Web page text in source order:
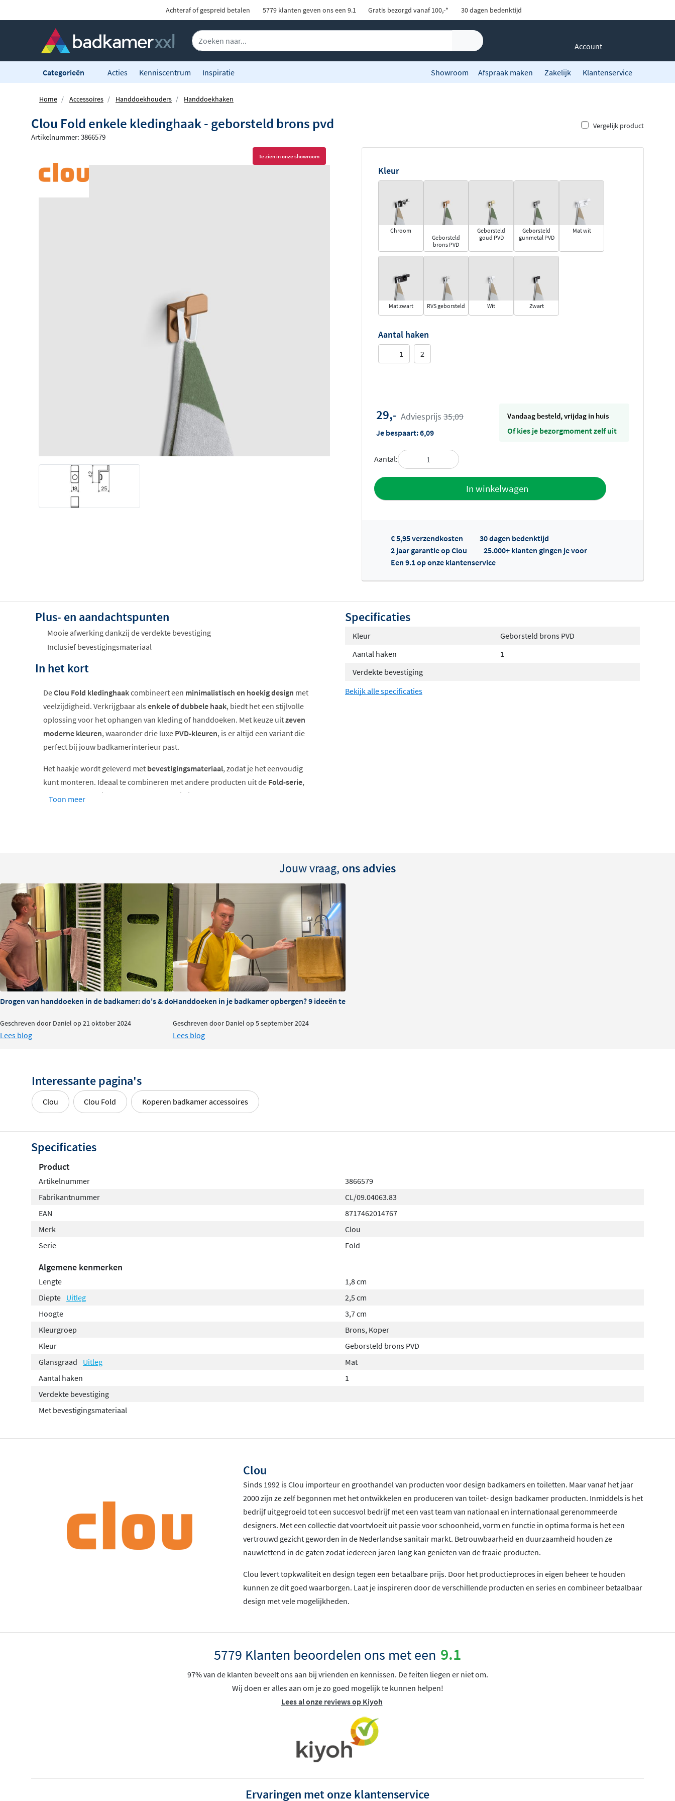
Achteraf of gespreid betalen 5779 klanten geven ons een 9.1 Gratis bezorgd vanaf 100,-* 30 dagen bedenktijd
Account
Categorieën Acties Kenniscentrum Inspiratie Showroom Afspraak maken Zakelijk Klantenservice
Home Accessoires Handdoekhouders Handdoekhaken
Clou Fold enkele kledinghaak - geborsteld brons pvd Vergelijk product
Artikelnummer: 3866579
Te zien in onze showroom
Kleur
Chroom
Geborsteld
brons PVD
Geborsteld
goud PVD
Geborsteld
gunmetal PVD
Mat wit
Mat zwart RVS geborsteld Wit Zwart
Aantal haken
1 2
29,- Adviesprijs 35,09
Je bespaart:6,09
vandaag besteld, vrijdag in huis
Of kies je bezorgmoment zelf uit
Aantal:
In winkelwagen
Toevoegen aan offerte
Offertes ophalen...
€ 5,95 verzendkosten
30 dagen bedenktijd
2 jaar garantie op Clou
25.000+ klanten gingen je voor
Een 9.1 op onze klantenservice
Plus- en aandachtspunten
Mooie afwerking dankzij de verdekte bevestiging
Inclusief bevestigingsmateriaal
In het kort
DeClou Fold kledinghaakcombineert een minimalistisch en hoekig design met
veelzijdigheid. Verkrijgbaar als enkele of dubbele haak, biedt het een stijlvolle
oplossing voor het ophangen van kleding of handdoeken. Met keuze uitzeven
moderne kleuren, waaronder drie luxe PVD-kleuren, is er altijd een variant die
perfect bij jouw badkamerinterieur past.
Het haakje wordt geleverd met bevestigingsmateriaal, zodat je het eenvoudig
kunt monteren. Ideaal te combineren met andere producten uit de Fold-serie,
voor een harmonieus en modern geheel in je badkamer.
Toon meer
Specificaties
Kleur
Geborsteld brons PVD
Aantal haken
1
Verdekte bevestiging
Bekijk alle specificaties
Jouw vraag, ons advies
Drogen van handdoeken in de badkamer: do's & dont's
Geschreven door Daniel op 21 oktober 2024
Lees blog
Handdoeken in je badkamer opbergen? 9 ideeën ter inspiratie
Geschreven door Daniel op 5 september 2024
Lees blog
Interessante pagina's
Clou Clou Fold Koperen badkamer accessoires
Specificaties
Product
Artikelnummer
3866579
Fabrikantnummer
CL/09.04063.83
EAN
8717462014767
Merk
Clou
Serie
Fold
Algemene kenmerken
Lengte
1,8 cm
Diepte Uitleg
2,5 cm
Hoogte
3,7 cm
Kleurgroep
Brons, Koper
Kleur
Geborsteld brons PVD
Glansgraad
Uitleg
Mat
Aantal haken
1
Verdekte bevestiging
Met bevestigingsmateriaal
Clou
Sinds 1992 is Clou importeur en groothandel van producten voor design badkamers en toiletten. Maar vanaf het jaar
2000 zijn ze zelf begonnen met het ontwikkelen en produceren van toilet- design badkamer producten. Inmiddels is het
bedrijf uitgegroeid tot een succesvol bedrijf met een vast team van nationaal en internationaal gerenommeerde
designers. Met een collectie dat voortvloeit uit passie voor schoonheid, vorm en functie in optima forma is het een
vertrouwd gezicht geworden in de Nederlandse sanitair markt. Betrouwbaarheid en duurzaamheid houden ze
nauwlettend in de gaten zodat iedereen jaren lang kan genieten van de fraaie producten.
Clou levert topkwaliteit en design tegen een betaalbare prijs. Door het productieproces in eigen beheer te houden
kunnen ze dit goed waarborgen. Laat je inspireren door de verschillende producten en series en combineer betaalbaar
design met vele mogelijkheden.
5779 Klanten beoordelen ons met een 9.1
97% van de klanten beveelt ons aan bij vrienden en kennissen. De feiten liegen er niet om.
Wij doen er alles aan om je zo goed mogelijk te kunnen helpen!
Lees al onze reviews op Kiyoh
Ervaringen met onze klantenservice